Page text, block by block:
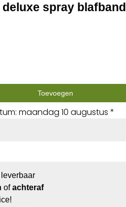
spray blafband
Toevoegen
maandag 10 augustus *
ofachteraf